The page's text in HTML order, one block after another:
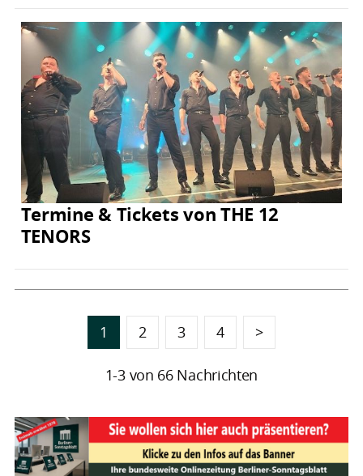
Termine & Tickets von THE 12
TENORS
1 2 3 4 >
1-3 von 66 Nachrichten